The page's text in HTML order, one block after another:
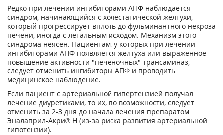
Редко при лечении ингибиторами АПФ наблюдается
синдром, начинающийся с холестатической желтухи,
который прогрессирует вплоть до фульминантного некроза
печени, иногда с летальным исходом. Механизм этого
синдрома неясен. Пациентам, у которых при лечении
ингибиторами АПФ появляется желтуха или выраженное
повышение активности "печеночных" трансаминаз,
следует отменить ингибиторы АПФ и проводить
медицинское наблюдение.
Если пациент с артериальной гипертензией получал
лечение диуретиками, то их, по возможности, следует
отменить за 2-3 дня до начала лечения препаратом
Эналаприл-Акри® Н (из-за риска развития артериальной
гипотензии).